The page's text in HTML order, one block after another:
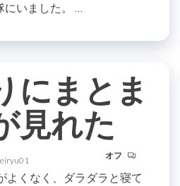
にいました。 …
にまとま
見れた
オフ
よくなく、ダラダラと寝て